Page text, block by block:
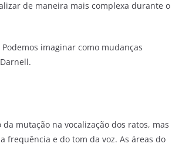
de maneira mais complexa durante o
Podemos imaginar como mudanças
mutação na vocalização dos ratos, mas
frequência e do tom da voz. As áreas do